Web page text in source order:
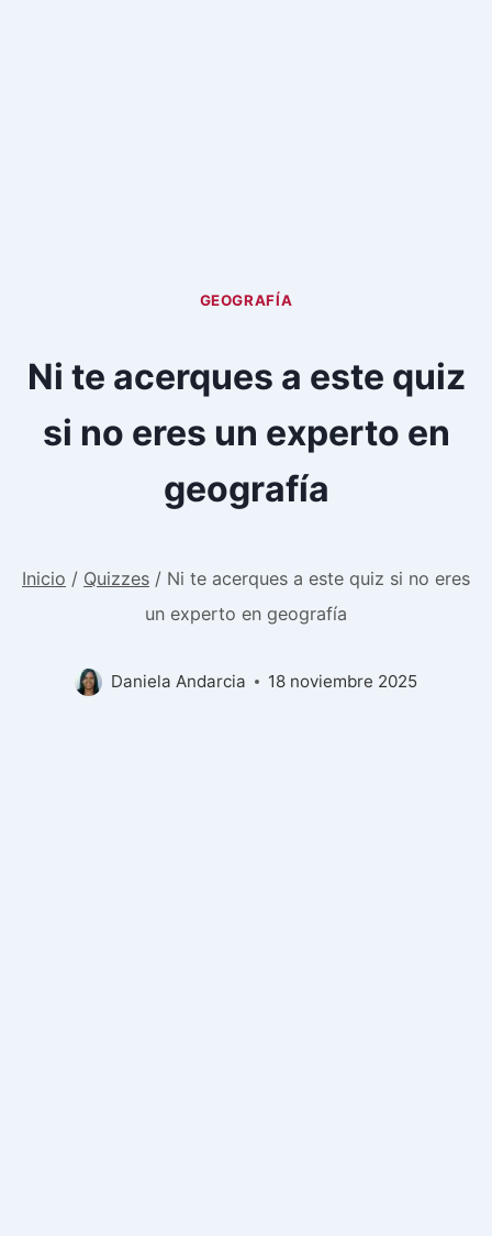
GEOGRAFÍA
Ni te acerques a este quiz
si no eres un experto en
geografía
Inicio / Quizzes / Ni te acerques a este quiz si no eres
un experto en geografía
Daniela Andarcia 18 noviembre 2025